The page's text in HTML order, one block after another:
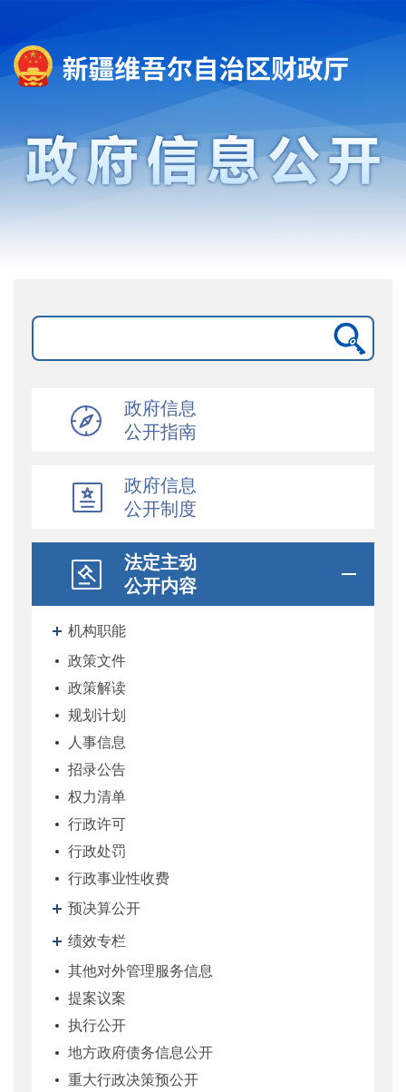
政府信息
公开指南
政府信息
公开制度
法定主动
公开内容
机构职能
政策文件
政策解读
规划计划
人事信息
招录公告
权力清单
行政许可
行政处罚
行政事业性收费
预决算公开
绩效专栏
其他对外管理服务信息
提案议案
执行公开
地方政府债务信息公开
重大行政决策预公开